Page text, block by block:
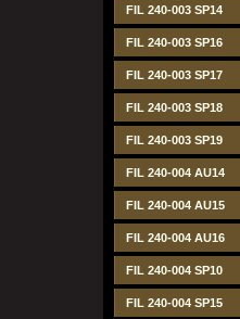
FIL 240-003 SP14
FIL 240-003 SP16
FIL 240-003 SP17
FIL 240-003 SP18
FIL 240-003 SP19
FIL 240-004 AU14
FIL 240-004 AU15
FIL 240-004 AU16
FIL 240-004 SP10
FIL 240-004 SP15